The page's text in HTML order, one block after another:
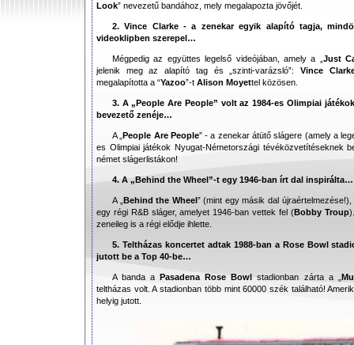
Look” nevezetű bandához, mely megalapozta jövőjét.
2. Vince Clarke - a zenekar egyik alapító tagja,
videoklipben szerepel…
Mégpedig az együttes legelső videójában, amely a „ Just
jelenik meg az alapító tag és „szinti-varázsló”: Vince
megalapította a “Yazoo”-t Alison Moyettel közösen.
3. A „People Are People” volt az 1984-es Olimpiai
bevezető zenéje…
A „People Are People” - a zenekar átütő slágere (amely a
es Olimpiai játékok Nyugat-Németországi tévéközvetítéseknek
német slágerlistákon!
4. A „Behind the Wheel”-t egy 1946-ban írt dal inspirálta…
A „ Behind the Wheel” (mint egy másik dal újraértelmezése!),
egy régi R&B sláger, amelyet 1946-ban vettek fel (Bobby Troup
zeneileg is a régi elődje ihlette.
5. Teltházas koncertet adtak 1988-ban a Rose Bowl
jutott be a Top 40-be…
A banda aPasadena Rose Bowl stadionban zárta a „
teltházas volt. A stadionban több mint 60000 szék található!
helyig jutott.